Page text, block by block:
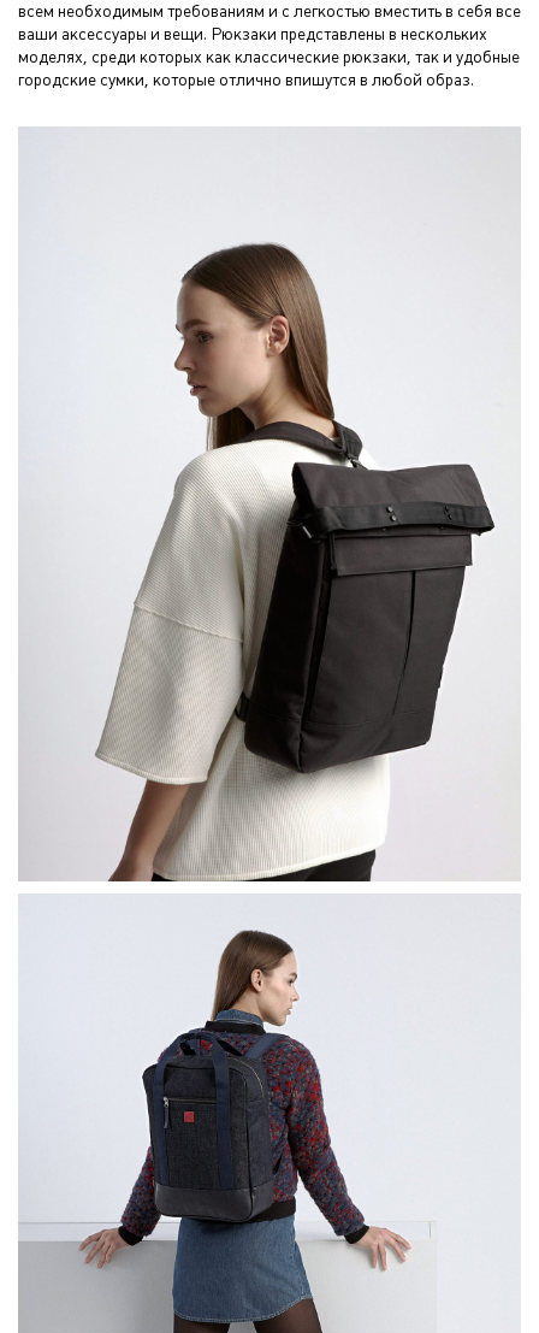
всем необходимым требованиям и с легкостью вместить в себя все
ваши аксессуары и вещи. Рюкзаки представлены в нескольких
моделях, среди которых как классические рюкзаки, так и удобные
городские сумки, которые отлично впишутся в любой образ.